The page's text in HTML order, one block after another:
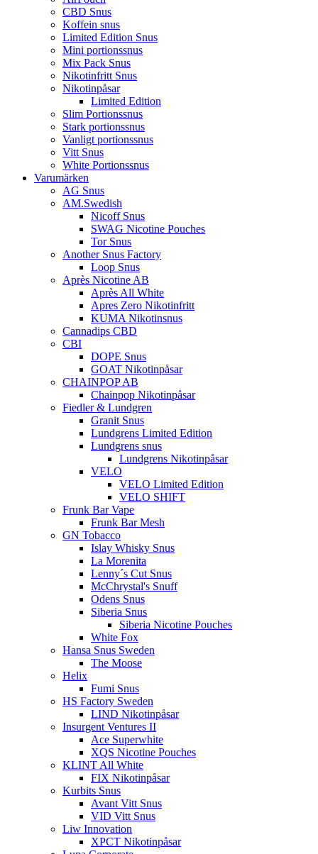
CBD Snus
Koffein snus
Limited Edition Snus
Mini portionssnus
Mix Pack Snus
Nikotinfritt Snus
Nikotinpåsar
Limited Edition
Slim Portionssnus
Stark portionssnus
Vanligt portionssnus
Vitt Snus
White Portionssnus
Varumärken
AG Snus
AM.Swedish
Nicoff Snus
SWAG Nicotine Pouches
Tor Snus
Another Snus Factory
Loop Snus
Après Nicotine AB
Après All White
Apres Zero Nikotinfritt
KUMA Nikotinsnus
Cannadips CBD
CBI
DOPE Snus
GOAT Nikotinpåsar
CHAINPOP AB
Chainpop Nikotinpåsar
Fiedler & Lundgren
Granit Snus
Lundgrens Limited Edition
Lundgrens snus
Lundgrens Nikotinpåsar
VELO
VELO Limited Edition
VELO SHIFT
Frunk Bar Vape
Frunk Bar Mesh
GN Tobacco
Islay Whisky Snus
La Morenita
Lenny´s Cut Snus
McChrystal's Snuff
Odens Snus
Siberia Snus
Siberia Nicotine Pouches
White Fox
Hansa Snus Sweden
The Moose
Helix
Fumi Snus
HS Factory Sweden
LIND Nikotinpåsar
Insurgent Ventures II
Ace Superwhite
XQS Nicotine Pouches
KLINT All White
FIX Nikotinpåsar
Kurbits Snus
Avant Vitt Snus
VID Vitt Snus
Liw Innovation
XPCT Nikotinpåsar